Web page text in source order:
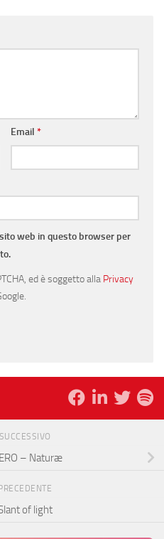
Email *
web in questo browser per
ed è soggetto alla Privacy
– Naturæ
of light